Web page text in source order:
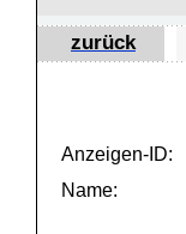
zurück
Anzeigen-ID:
Name: